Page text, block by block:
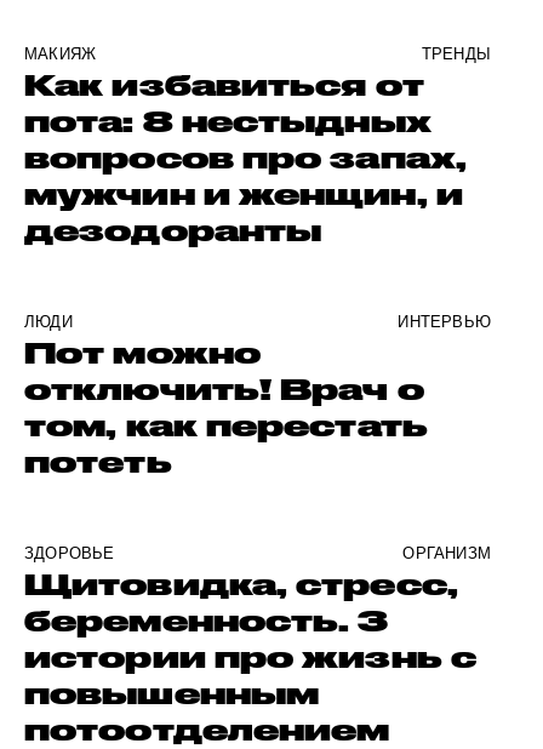
МАКИЯЖ ТРЕНДЫ
Как избавиться от
пота: 8 нестыдных
вопросов про запах,
мужчин и женщин, и
дезодоранты
ЛЮДИ ИНТЕРВЬЮ
Пот можно
отключить! Врач о
том, как перестать
потеть
ЗДОРОВЬЕ ОРГАНИЗМ
Щитовидка, стресс,
беременность. 3
истории про жизнь с
повышенным
потоотделением